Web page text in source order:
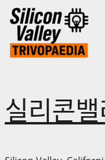
Skip
to
content
실리콘